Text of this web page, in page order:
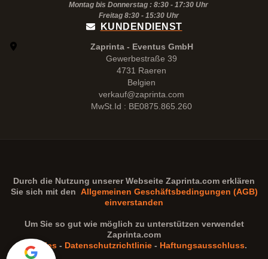
Montag bis Donnerstag : 8:30 - 17:30 Uhr
Freitag 8:30 - 15:30Uhr
KUNDENDIENST
Zaprinta - Eventus GmbH
Gewerbestraße 39
4731 Raeren
Belgien
verkauf@zaprinta.com
MwSt.Id : BE0875.865.260
Durch die Nutzung unserer Webseite Zaprinta.com erklären
Sie sich mit den Allgemeinen Geschäftsbedingungen (AGB)
einverstanden
Um Sie so gut wie möglich zu unterstützen verwendet
Zaprinta.com
Cookies - Datenschutzrichtlinie - Haftungsausschluss.